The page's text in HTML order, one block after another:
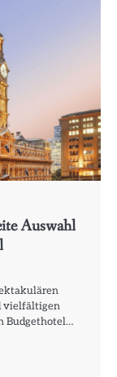
Auswahl
vielfältigen
Budgethotel…